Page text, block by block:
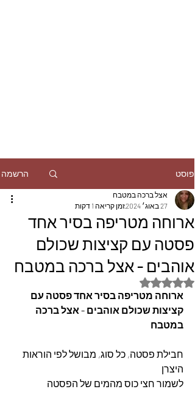
פוסט הרשמה
ארוחה מטריפה בסיר אחד
פסטה עם קציצות שכולם
אוהבים - אצל ברכה במטבח
אצל ברכה במטבח
27 באוג׳ 2024
זמן קריאה 1 דקות
דירוג של NaN מתוך 5 כוכבים
ארוחה מטריפה בסיר אחד פסטה עם
קציצות שכולם אוהבים - אצל ברכה
במטבח
חבילת פסטה, כל סוג, מבושל לפי הוראות
היצרן
לשמור חצי כוס מהמים של הפסטה